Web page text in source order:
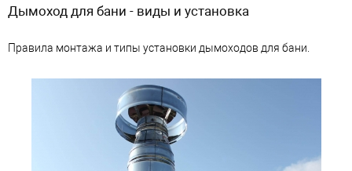
Дымоход для бани - виды и установка
Правила монтажа и типы установки дымоходов для бани.